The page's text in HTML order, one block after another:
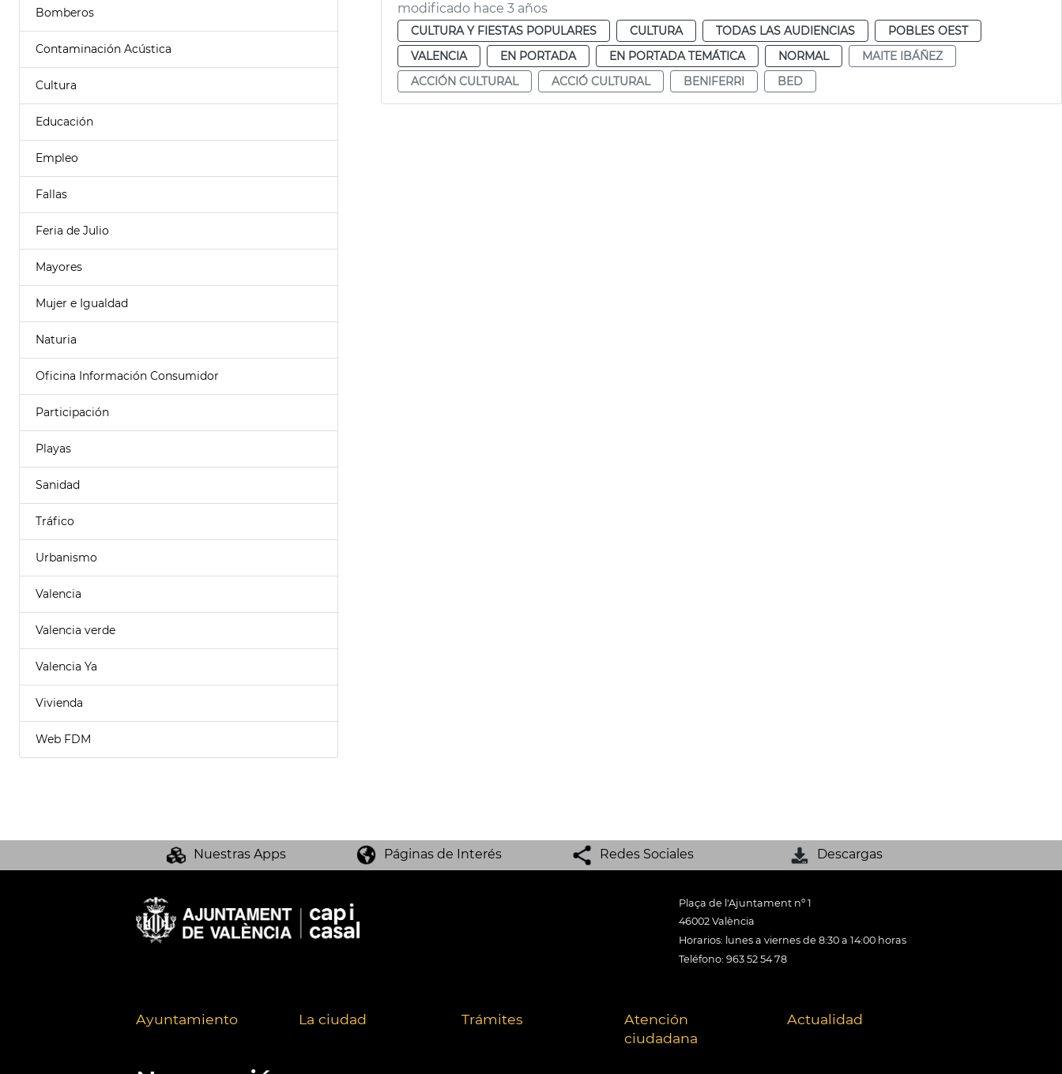
Bomberos
Contaminación Acústica
Cultura
Educación
Empleo
Fallas
Feria de Julio
Mayores
Mujer e Igualdad
Naturia
Oficina Información Consumidor
Participación
Playas
Sanidad
Tráfico
Urbanismo
Valencia
Valencia verde
Valencia Ya
Vivienda
Web FDM
modificado hace 3 años
CULTURA Y FIESTAS POPULARES CULTURA TODAS LAS AUDIENCIAS
POBLES OEST
VALENCIA
EN PORTADA EN PORTADA TEMÁTICA NORMAL
MAITE IBÁÑEZ
ACCIÓN CULTURAL
ACCIÓ CULTURAL BENIFERRI BED
Nuestras Apps Páginas de Interés Redes Sociales Descargas
Plaça de l'Ajuntament nº 1
46002 València
Horarios: lunes a viernes de 8:30 a 14:00 horas
Teléfono: 963 52 54 78
Ayuntamiento La ciudad Trámites
Atención
ciudadana
Actualidad